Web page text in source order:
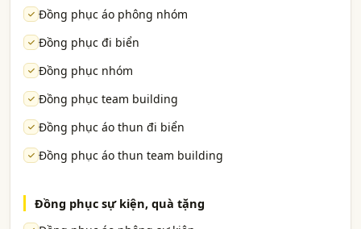
Đồng phục áo phông nhóm
Đồng phục đi biển
Đồng phục nhóm
Đồng phục team building
Đồng phục áo thun đi biển
Đồng phục áo thun team building
Đồng phục sự kiện, quà tặng